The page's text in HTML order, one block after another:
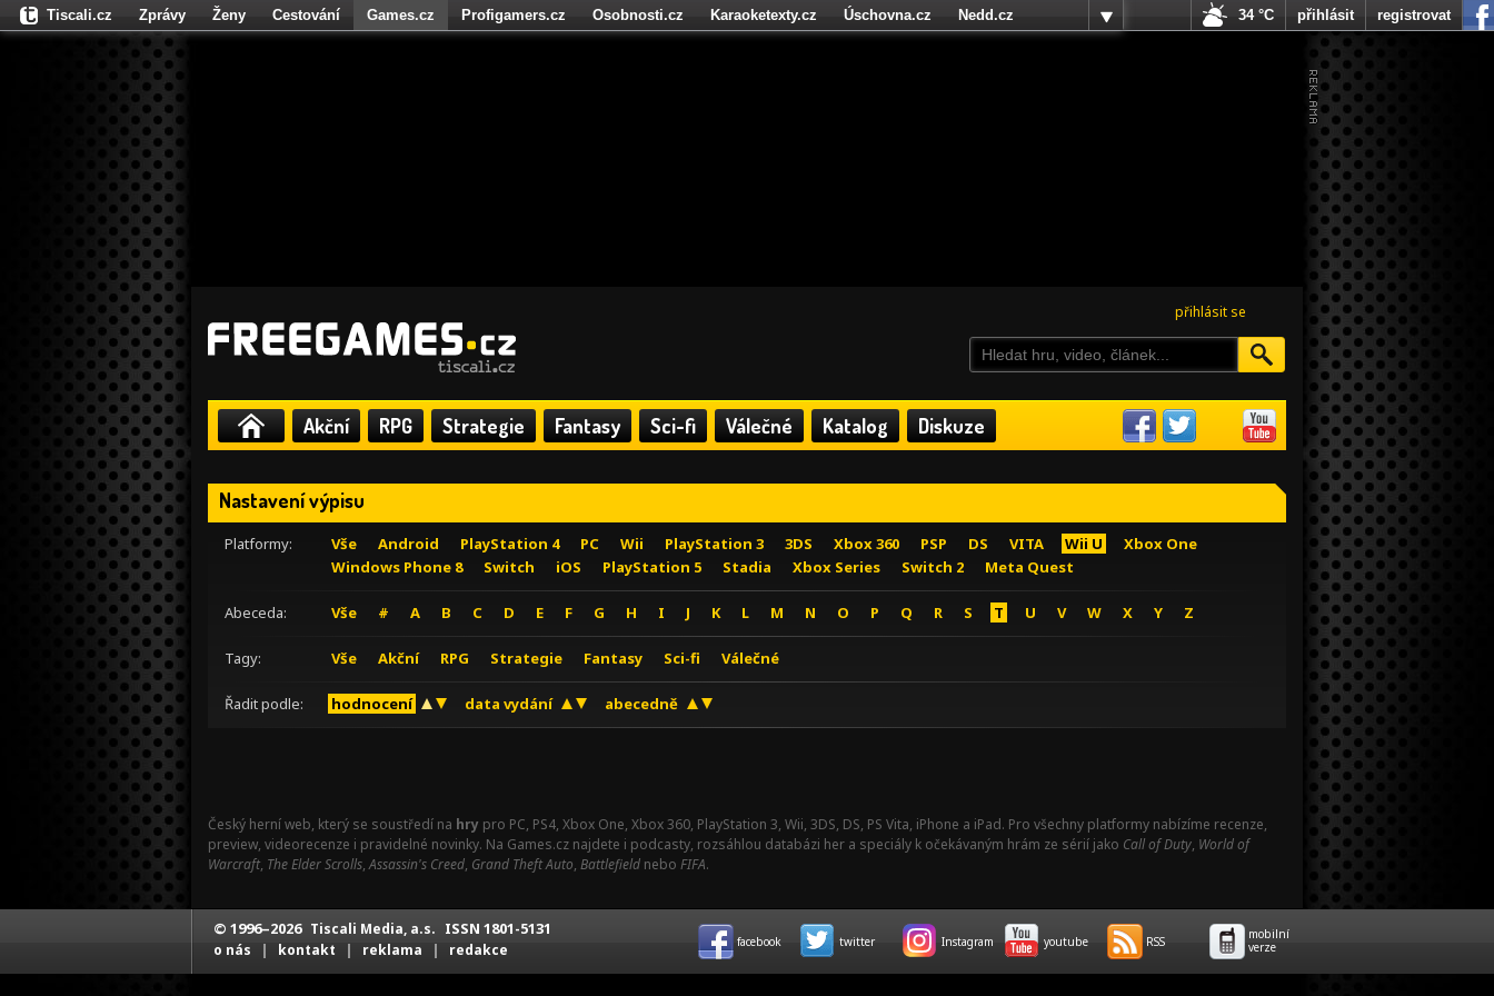
přihlásit se
Akční RPG Strategie Fantasy Sci-fi Válečné Katalog Diskuze
Nastavení výpisu
Platformy: Vše Android PlayStation 4 PC Wii PlayStation 3 3DS Xbox 360 PSP DS VITA Wii U
Xbox One
Windows Phone 8
Switch iOS PlayStation 5 Stadia Xbox Series Switch 2 Meta Quest
Abeceda: Vše # A B C D E F G H I J K L M N O P Q R S T U V W X Y Z
Tagy: Vše Akční RPG Strategie Fantasy Sci-fi Válečné
Řadit podle: hodnocení data vydání abecedně
Český herní web, který se soustředí na hry pro PC, PS4, Xbox One, Xbox 360, PlayStation 3, Wii, 3DS, DS, PS Vita, iPhone a iPad. Pro všechny platformy nabízíme recenze,
preview, videorecenze i pravidelné novinky. Na Games.cz najdete i podcasty, rozsáhlou databázi her a speciály k očekávaným hrám ze sérií jako Call of Duty, World of
Warcraft, The Elder Scrolls,Assassin's Creed, Grand Theft Auto, Battlefield nebo FIFA.
Tiscali.cz Zprávy Ženy Cestování Games.cz Profigamers.cz Osobnosti.cz Karaoketexty.cz Úschovna.cz
Nedd.cz
Fights.cz
34 °C přihlásit registrovat
© 1996–2026 Tiscali Media, a.s. ISSN 1801-5131
o nás | kontakt | reklama | redakce facebook twitter Instagram youtube RSS
mobilní
verze